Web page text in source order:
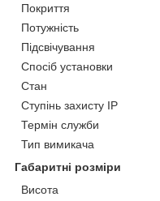
Покриття
Потужність
Підсвічування
Спосіб установки
Стан
Ступінь захисту IP
Термін служби
Тип вимикача
Габаритні розміри
Висота